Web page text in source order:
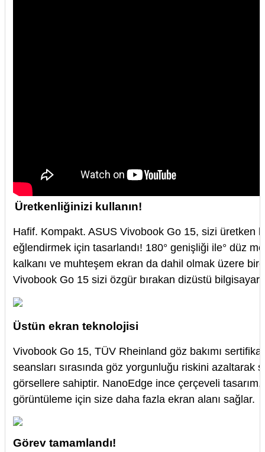
Üretkenliğinizi kullanın!
Hafif. Kompakt. ASUS Vivobook Go 15, sizi üretken
eğlendirmek için tasarlandı! 180° genişliği ile° düz
kalkanı ve muhteşem ekran da dahil olmak üzere
Vivobook Go 15 sizi özgür bırakan dizüstü bilgisayar
Üstün ekran teknolojisi
Vivobook Go 15, TÜV Rheinland göz bakımı
seansları sırasında göz yorgunluğu riskini azaltarak
görsellere sahiptir. NanoEdge ince çerçeveli
görüntüleme için size daha fazla ekran alanı sağlar.
Görev tamamlandı!